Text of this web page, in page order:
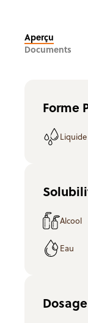
Aperçu
Documents
Forme
Liquide
Alcool
Eau